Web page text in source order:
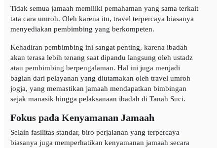
Tidak semua jamaah memiliki pemahaman yang sama terkait
tata cara umroh. Oleh karena itu, travel terpercaya biasanya
menyediakan pembimbing yang berkompeten.
Kehadiran pembimbing ini sangat penting, karena ibadah
akan terasa lebih tenang saat dipandu langsung oleh ustadz
atau pembimbing berpengalaman. Hal ini juga menjadi
bagian dari pelayanan yang diutamakan oleh travel umroh
jogja, yang memastikan jamaah mendapatkan bimbingan
sejak manasik hingga pelaksanaan ibadah di Tanah Suci.
Fokus pada Kenyamanan Jamaah
Selain fasilitas standar, biro perjalanan yang terpercaya
biasanya juga memperhatikan kenyamanan jamaah secara